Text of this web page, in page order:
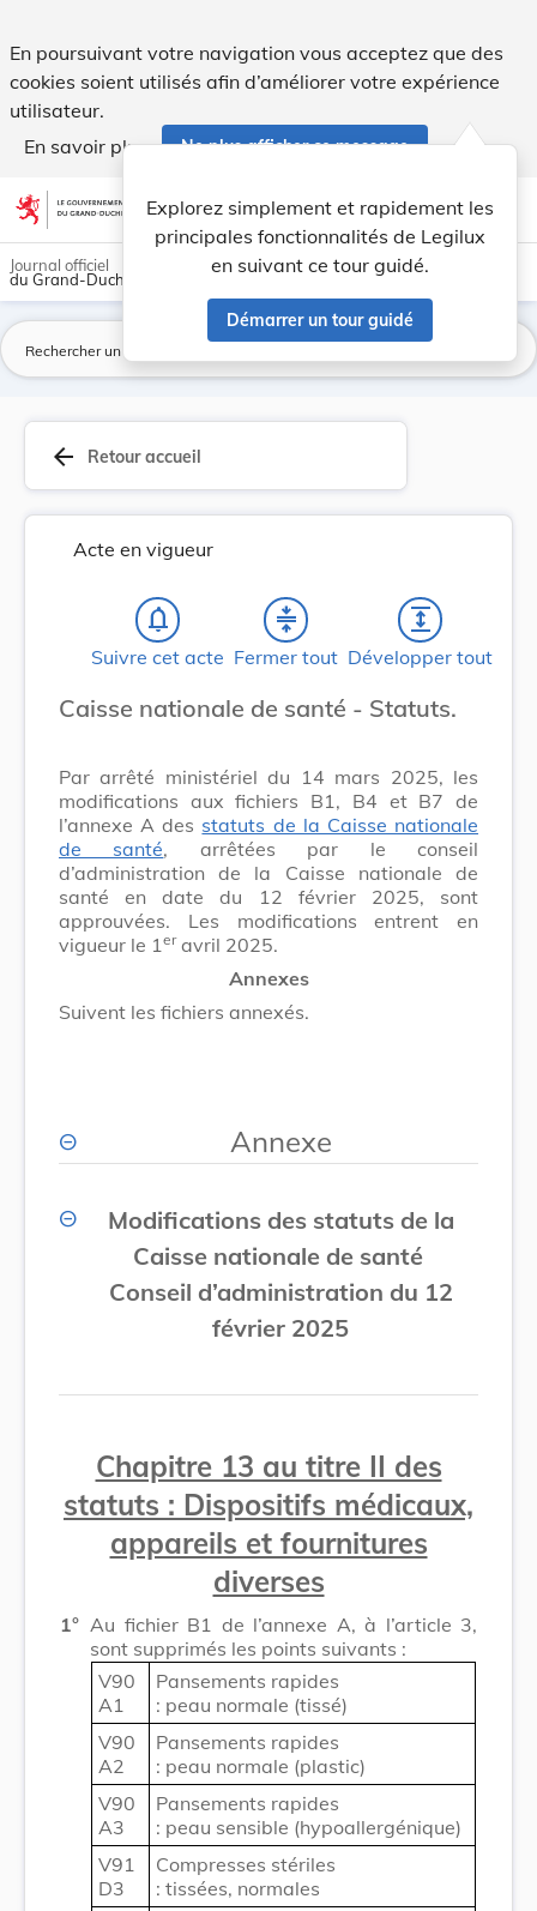
En poursuivant votre navigation vous acceptez que des
cookies soient utilisés afin d’améliorer votre expérience
utilisateur.
En savoir plus
Ne plus afficher ce message
Aller au contenu account_circle help Aide
Explorez simplement et rapidement les
principales fonctionnalités de Legilux
en suivant ce tour guidé.
Démarrer un tour guidé
light_mode dark_mode
Journal officiel
du Grand-Duché de Luxembourg
arrow_back Retour accueil
Acte en vigueur
notifications_none
Suivre cet acte
compress
Fermer tout
expand
Développer tout
Caisse nationale de santé - Statuts.
Par arrêté ministériel du 14 mars 2025, les
modifications aux fichiers B1, B4 et B7 de
l’annexe A des statuts de la Caisse nationale
de santé, arrêtées par le conseil
d’administration de la Caisse nationale de
santé en date du 12 février 2025, sont
approuvées. Les modifications entrent en
vigueur le 1 eravril 2025.
Annexes
Suivent les fichiers annexés.
Annexe
Modifications des statuts de la
Caisse nationale de santé
Conseil d’administration du 12
février 2025
Chapitre 13 au titre II des
statuts : Dispositifs médicaux,
appareils et fournitures
diverses
1° Au fichier B1 de l’annexe A, à l’article 3,
sont supprimés les points suivants :
V90
A1
Pansements rapides
: peau normale (tissé)
V90
A2
Pansements rapides
: peau normale (plastic)
V90
A3
Pansements rapides
: peau sensible (hypoallergénique)
V91
D3
Compresses stériles
: tissées, normales